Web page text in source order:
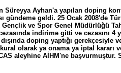
Süreyya Ayhan'a yapılan doping
gündeme geldi. 25 Ocak 2008'de
ve Spor Genel Müdürlüğü
indirime gitti ve cezasını
doping yaptığı
olarak ya onama ya iptal
aleyhine AİHM'ne